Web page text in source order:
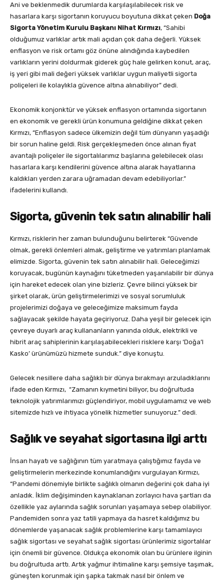
Ani ve beklenmedik durumlarda karşılaşılabilecek risk ve
hasarlara karşı sigortanın koruyucu boyutuna dikkat çeken Doğa
Sigorta Yönetim Kurulu Başkanı Nihat Kırmızı, “Sahibi
olduğumuz varlıklar artık mali açıdan çok daha değerli. Yüksek
enflasyon ve risk ortamı göz önüne alındığında kaybedilen
varlıkların yerini doldurmak giderek güç hale gelirken konut, araç,
iş yeri gibi mali değeri yüksek varlıklar uygun maliyetli sigorta
poliçeleri ile kolaylıkla güvence altına alınabiliyor” dedi.
Ekonomik konjonktür ve yüksek enflasyon ortamında sigortanın
en ekonomik ve gerekli ürün konumuna geldiğine dikkat çeken
Kırmızı, “Enflasyon sadece ülkemizin değil tüm dünyanın yaşadığı
bir sorun haline geldi. Risk gerçekleşmeden önce alınan fiyat
avantajlı poliçeler ile sigortalılarımız başlarına gelebilecek olası
hasarlara karşı kendilerini güvence altına alarak hayatlarına
kaldıkları yerden zarara uğramadan devam edebiliyorlar.”
ifadelerini kullandı.
Sigorta, güvenin tek satın alınabilir hali
Kırmızı, risklerin her zaman bulunduğunu belirterek “Güvende
olmak, gerekli önlemleri almak, geliştirme ve yatırımları planlamak
elimizde. Sigorta, güvenin tek satın alınabilir hali. Geleceğimizi
koruyacak, bugünün kaynağını tüketmeden yaşanılabilir bir dünya
için hareket edecek olan yine bizleriz. Çevre bilinci yüksek bir
şirket olarak, ürün geliştirmelerimizi ve sosyal sorumluluk
projelerimizi doğaya ve geleceğimize maksimum fayda
sağlayacak şekilde hayata geçiriyoruz. Daha yeşil bir gelecek için
çevreye duyarlı araç kullananların yanında olduk, elektrikli ve
hibrit araç sahiplerinin karşılaşabilecekleri risklere karşı ‘Doğa’l
Kasko’ ürünümüzü hizmete sunduk.” diye konuştu.
Gelecek nesillere daha sağlıklı bir dünya bırakmayı arzuladıklarını
ifade eden Kırmızı, “Zamanın kıymetini biliyor, bu doğrultuda
teknolojik yatırımlarımızı güçlendiriyor, mobil uygulamamız ve web
sitemizde hızlı ve ihtiyaca yönelik hizmetler sunuyoruz.” dedi.
Sağlık ve seyahat sigortasına ilgi arttı
İnsan hayatı ve sağlığının tüm yaratmaya çalıştığımız fayda ve
geliştirmelerin merkezinde konumlandığını vurgulayan Kırmızı,
“Pandemi dönemiyle birlikte sağlıklı olmanın değerini çok daha iyi
anladık. İklim değişiminden kaynaklanan zorlayıcı hava şartları da
özellikle yaz aylarında sağlık sorunları yaşamaya sebep olabiliyor.
Pandemiden sonra yaz tatili yapmaya da hasret kaldığımız bu
dönemlerde yaşanacak sağlık problemlerine karşı tamamlayıcı
sağlık sigortası ve seyahat sağlık sigortası ürünlerimiz sigortalılar
için önemli bir güvence. Oldukça ekonomik olan bu ürünlere ilginin
bu doğrultuda arttı. Artık yağmur ihtimaline karşı şemsiye taşımak,
güneşten korunmak için şapka takmak nasıl bir önlem ve